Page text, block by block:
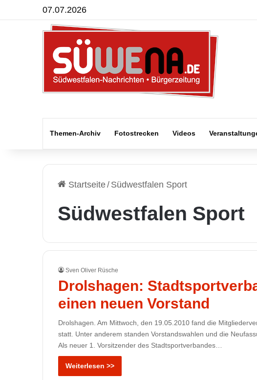
07.07.2026
Themen-Archiv Fotostrecken Videos
Startseite/ Südwestfalen Sport
Südwestfalen Sport
Sven Oliver Rüsche
Drolshagen:
einen neuen Vorstand
Drolshagen. Am Mittwoch, den 19.05.2010 fand die
statt. Unter anderem standen Vorstandswahlen und die
Als neuer 1. Vorsitzender des Stadtsportverbandes…
Weiterlesen >>